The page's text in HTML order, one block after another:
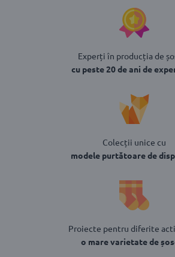
Experți în producția de
cu peste 20 de ani de
Colecții unice cu
modele purtătoare de
Proiecte pentru diferite
o mare varietate de